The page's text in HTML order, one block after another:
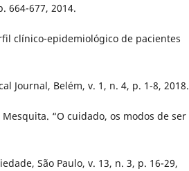
664-677, 2014.
clínico-epidemiológico de pacientes
Journal, Belém, v. 1, n. 4, p. 1-8, 2018.
Mesquita. “O cuidado, os modos de ser
São Paulo, v. 13, n. 3, p. 16-29,